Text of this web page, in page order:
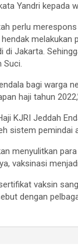
Yandri kepada
perlu
melakukan
di Jakarta.
Suci.
bagi warga
haji tahun
KJRI Jeddah
sistem pemindai
menyulitkan
vaksinasi
vaksin
dengan